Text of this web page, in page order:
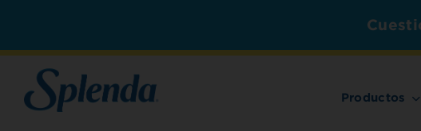
Productos